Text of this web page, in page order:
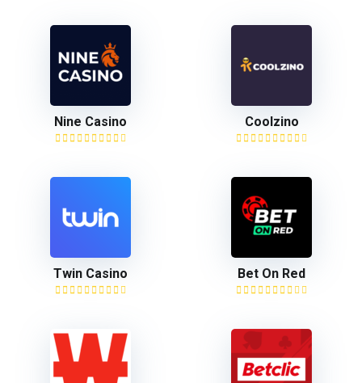
Nine Casino Coolzino
Twin Casino Bet On Red